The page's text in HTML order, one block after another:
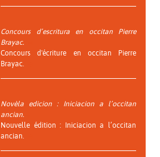
Concours d’escritura en occitan Pierre
Brayac.
Concours d'écriture en occitan Pierre
Brayac.
Novèla edicion : Iniciacion a l’occitan
ancian.
Nouvelle édition : Iniciacion a l’occitan
ancian.